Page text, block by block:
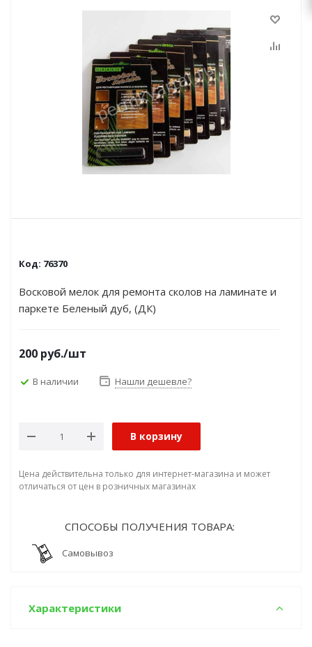
Код: 76370
Восковой мелок для ремонта сколов на ламинате и
паркете Беленый дуб, (ДК)
200 руб./шт
В наличии Нашли дешевле?
В корзину
Цена действительна только для интернет-магазина и может
отличаться от цен в розничных магазинах
СПОСОБЫ ПОЛУЧЕНИЯ ТОВАРА:
Самовывоз
Характеристики